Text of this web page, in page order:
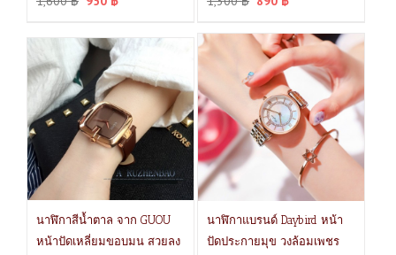
นาฬิกาสีน้ำตาล จาก GUOU
หน้าปัดเหลี่ยมขอบมน สวยลง
นาฬิกาแบรนด์ Daybird หน้า
ปัดประกายมุข วงล้อมเพชร